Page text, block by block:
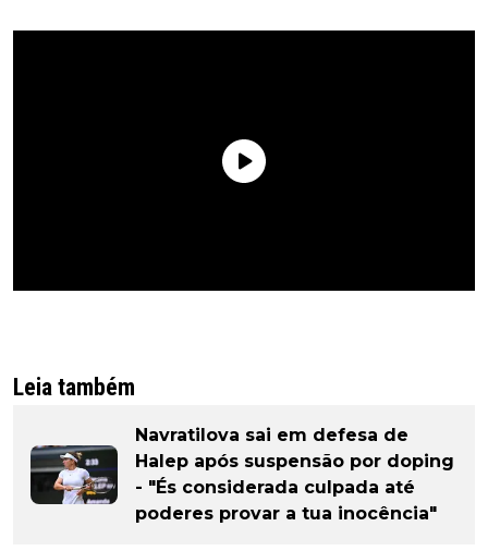
Leia também
Navratilova sai em defesa de
Halep após suspensão por doping
- "És considerada culpada até
poderes provar a tua inocência"